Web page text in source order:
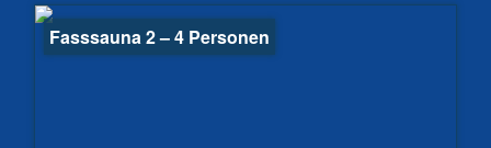
Fasssauna 2 – 4 Personen